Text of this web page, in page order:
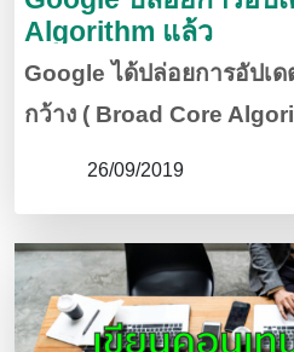
Algorithm แล้ว
Google ได้ปล่อยการอัปเ
กว้าง ( Broad Core
26/09/2019